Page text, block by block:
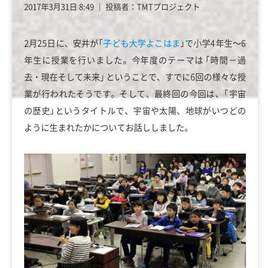
2017年3月31日 8:49 │ 投稿者：TMTプロジェクト
2月25日に、安井が「子ども大学よこはま 」で小学4年生～6
年生に授業を行いました。今年度のテーマは ｢時間－過
去・現在そして未来｣ ということで、すでに6回の様々な授
業が行われたそうです。そして、最終回の今回は、「宇宙
の歴史」というタイトルで、宇宙や太陽、地球がいつどの
ように生まれたかについてお話ししました。